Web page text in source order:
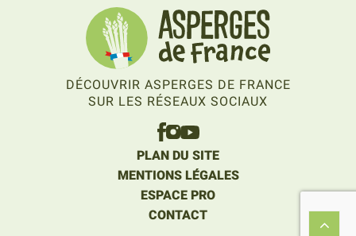
DÉCOUVRIR ASPERGES DE FRANCE
SUR LES RÉSEAUX SOCIAUX
PLAN DU SITE
MENTIONS LÉGALES
ESPACE PRO
CONTACT